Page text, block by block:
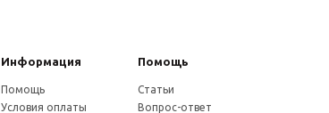
Информация Помощь
Помощь
Условия оплаты
Статьи
Вопрос-ответ